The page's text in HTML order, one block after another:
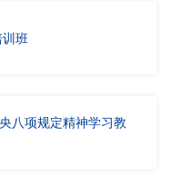
班
八项规定精神学习教